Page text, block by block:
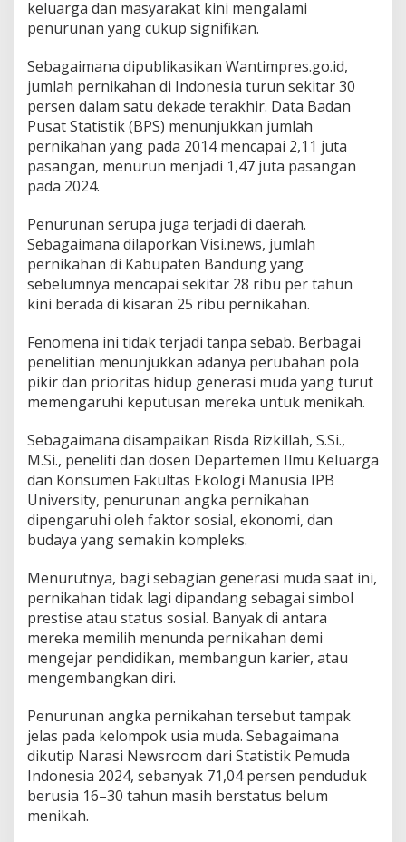
keluarga dan masyarakat kini mengalami
penurunan yang cukup signifikan.
Sebagaimana dipublikasikan Wantimpres.go.id,
jumlah pernikahan di Indonesia turun sekitar 30
persen dalam satu dekade terakhir. Data Badan
Pusat Statistik (BPS) menunjukkan jumlah
pernikahan yang pada 2014 mencapai 2,11 juta
pasangan, menurun menjadi 1,47 juta pasangan
pada 2024.
Penurunan serupa juga terjadi di daerah.
Sebagaimana dilaporkan Visi.news, jumlah
pernikahan di Kabupaten Bandung yang
sebelumnya mencapai sekitar 28 ribu per tahun
kini berada di kisaran 25 ribu pernikahan.
Fenomena ini tidak terjadi tanpa sebab. Berbagai
penelitian menunjukkan adanya perubahan pola
pikir dan prioritas hidup generasi muda yang turut
memengaruhi keputusan mereka untuk menikah.
Sebagaimana disampaikan Risda Rizkillah, S.Si.,
M.Si., peneliti dan dosen Departemen Ilmu Keluarga
dan Konsumen Fakultas Ekologi Manusia IPB
University, penurunan angka pernikahan
dipengaruhi oleh faktor sosial, ekonomi, dan
budaya yang semakin kompleks.
Menurutnya, bagi sebagian generasi muda saat ini,
pernikahan tidak lagi dipandang sebagai simbol
prestise atau status sosial. Banyak di antara
mereka memilih menunda pernikahan demi
mengejar pendidikan, membangun karier, atau
mengembangkan diri.
Penurunan angka pernikahan tersebut tampak
jelas pada kelompok usia muda. Sebagaimana
dikutip Narasi Newsroom dari Statistik Pemuda
Indonesia 2024, sebanyak 71,04 persen penduduk
berusia 16–30 tahun masih berstatus belum
menikah.